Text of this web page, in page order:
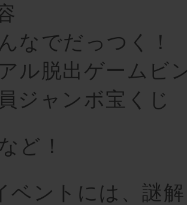
なでだっつく！
ル脱出ゲームビ
ジャンボ宝くじ
ど！
ベントには、謎